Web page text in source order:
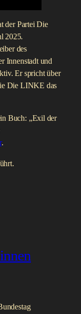
der Partei Die
2025.
des
Innenstadt und
Er spricht über
Die LINKE das
Buch: „Exil der
.